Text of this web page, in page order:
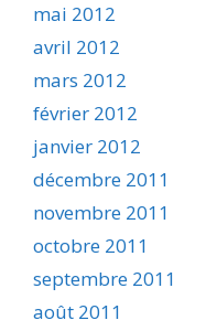
mai 2012
avril 2012
mars 2012
février 2012
janvier 2012
décembre 2011
novembre 2011
octobre 2011
septembre 2011
août 2011